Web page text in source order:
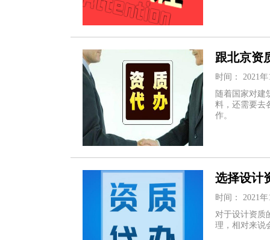
跟北京资
时间： 2021
随着国家对建
料，还需要去
作。
选择设计
时间： 2021
对于设计资质
理，相对来说